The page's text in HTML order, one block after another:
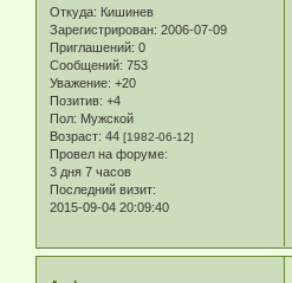
Откуда: Кишинев
Зарегистрирован: 2006-07-09
Приглашений: 0
Сообщений: 753
Уважение: +20
Позитив: +4
Пол: Мужской
Возраст: 44 [1982-06-12]
Провел на форуме:
3 дня 7 часов
Последний визит:
2015-09-04 20:09:40